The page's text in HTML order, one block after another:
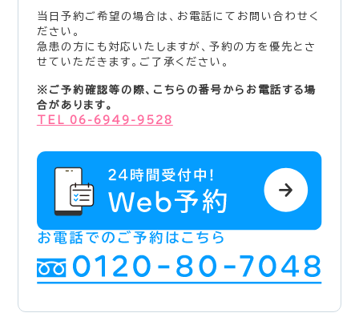
当日予約ご希望の場合は、お電話にてお問い合わせく
ださい。
急患の方にも対応いたしますが、予約の方を優先とさ
せていただきます。ご了承ください。
※ご予約確認等の際、こちらの番号からお電話する場
合があります。
TEL 06-6949-9528